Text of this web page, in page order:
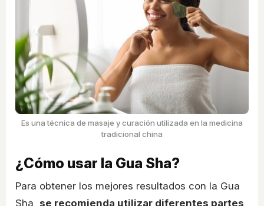
Es una técnica de masaje y curación utilizada en la medicina
tradicional china
¿Cómo usar la Gua Sha?
Para obtener los mejores resultados con la Gua
Sha, se recomienda utilizar diferentes partes